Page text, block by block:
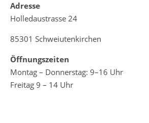
Adresse
Holledaustrasse 24
85301 Schweiutenkirchen
Öffnungszeiten
Montag – Donnerstag: 9–16 Uhr
Freitag 9 – 14 Uhr